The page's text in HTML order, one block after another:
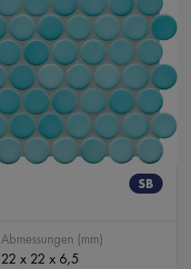
SB
Abmessungen (mm)
22 x 22 x 6,5